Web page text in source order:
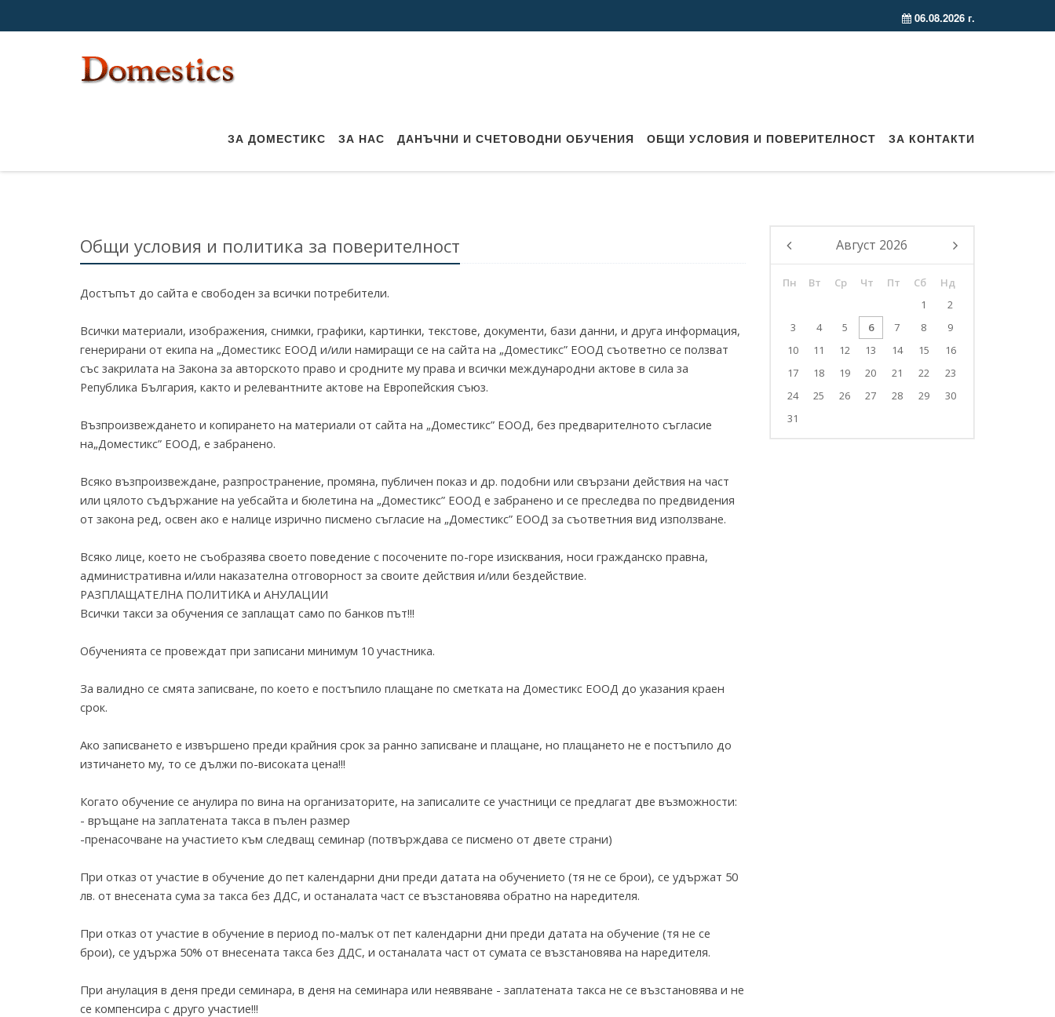
06.08.2026 г.
ЗА ДОМЕСТИКС ЗА НАС ДАНЪЧНИ И СЧЕТОВОДНИ ОБУЧЕНИЯ ОБЩИ УСЛОВИЯ И ПОВЕРИТЕЛНОСТ ЗА КОНТАКТИ
Общи условия и политика за поверителност
Общи условия и политика за поверителност
Достъпът до сайта е свободен за всички потребители.
Всички материали, изображения, снимки, графики, картинки, текстове, документи, бази данни, и друга информация,
генерирани от екипа на „Доместикс ЕООД и/или намиращи се на сайта на „Доместикс” ЕООД съответно се ползват
със закрилата на Закона за авторското право и сродните му права и всички международни актове в сила за
Република България, както и релевантните актове на Европейския съюз.
Възпроизвеждането и копирането на материали от сайта на „Доместикс” ЕООД, без предварителното съгласие
на„Доместикс” ЕООД, е забранено.
Всяко възпроизвеждане, разпространение, промяна, публичен показ и др. подобни или свързани действия на част
или цялото съдържание на уебсайта и бюлетина на „Доместикс” ЕООД е забранено и се преследва по предвидения
от закона ред, освен ако е налице изрично писмено съгласие на „Доместикс” ЕООД за съответния вид използване.
Всяко лице, което не съобразява своето поведение с посочените по-горе изисквания, носи гражданско правна,
административна и/или наказателна отговорност за своите действия и/или бездействие.
РАЗПЛАЩАТЕЛНА ПОЛИТИКА и АНУЛАЦИИ
Всички такси за обучения се заплащат само по банков път!!!
Обученията се провеждат при записани минимум 10 участника.
За валидно се смята записване, по което е постъпило плащане по сметката на Доместикс ЕООД до указания краен
срок.
Ако записването е извършено преди крайния срок за ранно записване и плащане, но плащането не е постъпило до
изтичането му, то се дължи по-високата цена!!!
Когато обучение се анулира по вина на организаторите, на записалите се участници се предлагат две възможности:
- връщане на заплатената такса в пълен размер
-пренасочване на участието към следващ семинар (потвърждава се писмено от двете страни)
При отказ от участие в обучение до пет календарни дни преди датата на обучението (тя не се брои), се удържат 50
лв. от внесената сума за такса без ДДС, и останалата част се възстановява обратно на наредителя.
При отказ от участие в обучение в период по-малък от пет календарни дни преди датата на обучение (тя не се
брои), се удържа 50% от внесената такса без ДДС, и останалата част от сумата се възстановява на наредителя.
При анулация в деня преди семинара, в деня на семинара или неявяване - заплатената такса не се възстановява и не
се компенсира с друго участие!!!
Август 2026
Пн Вт Ср Чт Пт Сб
Нд
1
2
3
4 5 6 7 8
9
10
11 12 13 14 15
16
17
18 19 20 21 22
23
24
25 26 27 28 29
30
31